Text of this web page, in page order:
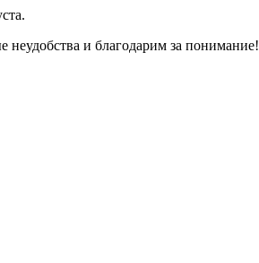
и благодарим за понимание!